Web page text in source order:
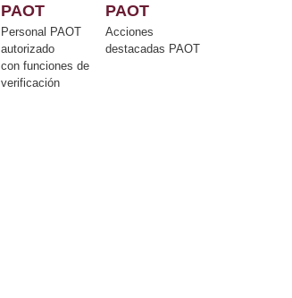
PAOT
Personal PAOT
autorizado
con funciones de
verificación
PAOT
Acciones
destacadas PAOT